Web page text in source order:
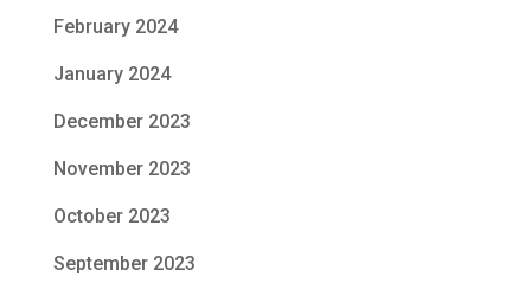
February 2024
January 2024
December 2023
November 2023
October 2023
September 2023